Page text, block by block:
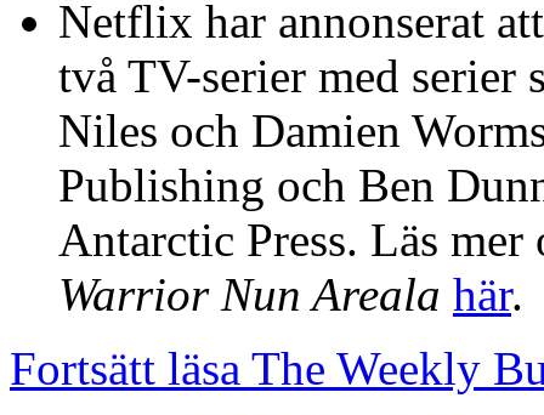
Netflix har annonserat
två TV-serier med serier
Niles och Damien
Publishing och Ben
Antarctic Press. Läs
Warrior Nun Areala här.
Fortsätt läsa The Weekly